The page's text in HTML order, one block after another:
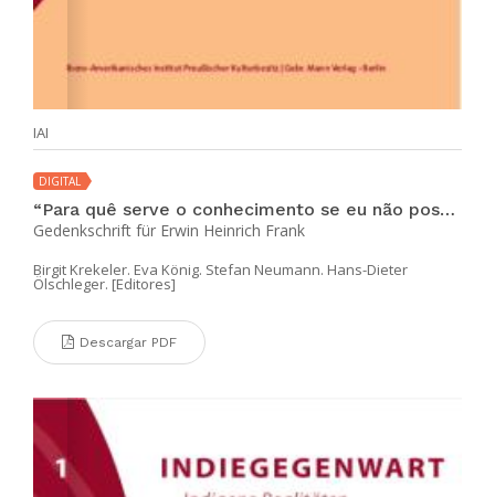
IAI
DIGITAL
“Para quê serve o conhecimento se eu não posso dividi-lo?” „Was nützt alles Wissen, wenn man es nicht teilen kann?”
Gedenkschrift für Erwin Heinrich Frank
Birgit Krekeler. Eva König. Stefan Neumann. Hans-Dieter
Ölschleger. [Editores]
Descargar PDF